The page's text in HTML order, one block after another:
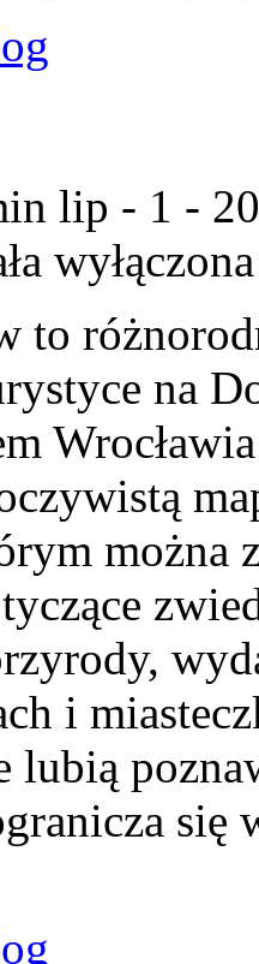
lip - 1 -
wyłączona
to
na
można
i
lubią
się